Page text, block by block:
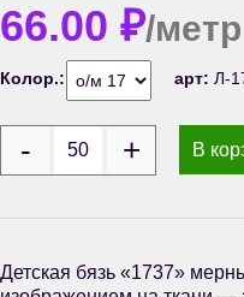
66.00 ₽/метр
Колор.: арт: Л-
В
Детская бязь «1737»